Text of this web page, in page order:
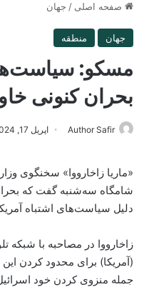
صفحه اصلی / جهان
جهان منطقه
مسکو:
بحران کنونی
Author Safir اپریل 17, 2024
«ماریا زاخارووا» سخنگوی
شامگاه سه‌شنبه گفت که
دلیل سیاست‌های اشتباه
(آمریکا) برای محدود کردن
جمله منزوی کردن خود اسرائیل